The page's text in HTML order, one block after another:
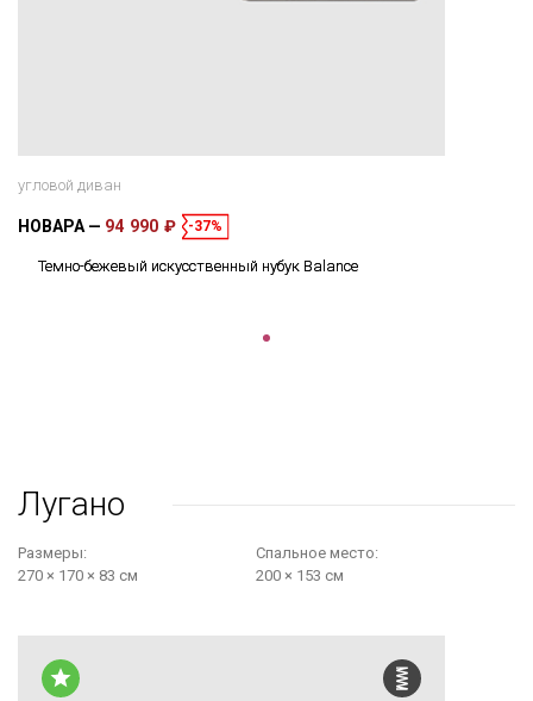
угловой диван
НОВАРА 94 990 ₽ -37%
Темно-бежевый искусственный нубук Balance
Лугано
Размеры:
270 × 170 × 83 см
Cпальное место:
200 × 153 см